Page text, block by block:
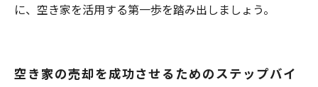
に、空き家を活用する第一歩を踏み出しましょう。
空き家の売却を成功させるためのステップバイ